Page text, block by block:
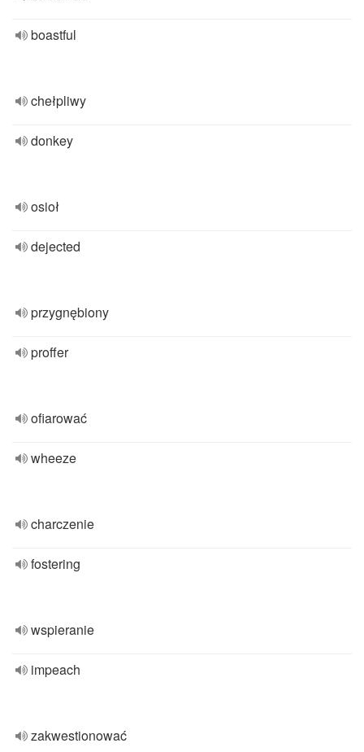
boastful
chełpliwy
donkey
osioł
dejected
przygnębiony
proffer
ofiarować
wheeze
charczenie
fostering
wspieranie
impeach
zakwestionować